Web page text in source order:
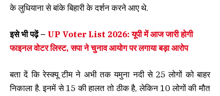
के लुधियाना से बांके बिहारी के दर्शन करने आए थे.
इसे भी पढ़ें – UP Voter List 2026: यूपी में आज जारी होगी
फाइनल वोटर लिस्ट, सपा ने चुनाव आयोग पर लगाया बड़ा आरोप
बता दें कि रेस्क्यू टीम ने अभी तक यमुना नदी से 25 लोगों को बाहर
निकाला है. इनमें से 15 की हालत तो ठीक है, लेकिन 10 लोगों की मौत